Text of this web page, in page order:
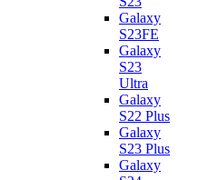
Galaxy
S23FE
Galaxy
S23
Ultra
Galaxy
S22 Plus
Galaxy
S23 Plus
Galaxy